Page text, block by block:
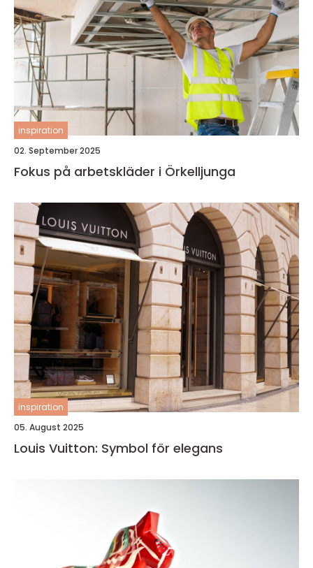
inspiration
02. September 2025
Fokus på arbetskläder i Örkelljunga
inspiration
05. August 2025
Louis Vuitton: Symbol för elegans